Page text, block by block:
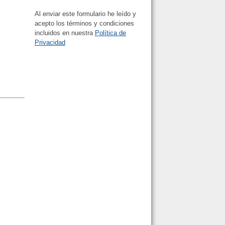
Al enviar este formulario he leído y
acepto los términos y condiciones
incluidos en nuestra Política de
Privacidad